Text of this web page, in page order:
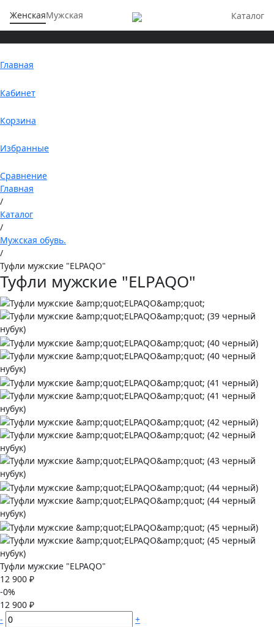
ЖенскаяМужская Каталог
Главная
Кабинет
Корзина
Избранные
Сравнение
Главная
/
Каталог
/
Мужская обувь.
/
Туфли мужские "ELPAQO"
Туфли мужские "ELPAQO"
Туфли мужские "ELPAQO"
12 900 ₽
-0%
12 900 ₽
-
+